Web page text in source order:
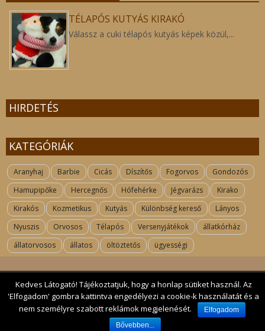
TÉLAPÓS KUTYÁS KIRAKÓ
Válassz a cuki télapós kutyás képek közül,...
HIRDETÉS
KATEGÓRIÁK
Aranyhaj Barbie Cicás Díszítős Fogorvos
Gondozós
Hamupipőke
Hercegnős Hófehérke Jégvarázs
Kirako
Kirakós
Kozmetikus Kutyás Különbség kereső
Lányos
Nyuszis
Orvosos Télapós Versenyjátékok
állatkórház
állatorvosos
állatos öltöztetős ügyességi
Kapcsolat| 2017 All rights reserved. kutyas-jatekok.hu
Kedves Látogató! Tájékoztatjuk, hogy a honlap sütiket használ. Az
'Elfogadom' gombra kattintva engedélyezi a cookie-k használatát és a
nem személyre szabott reklámok megjelenését.
Elfogadom
Bővebben...